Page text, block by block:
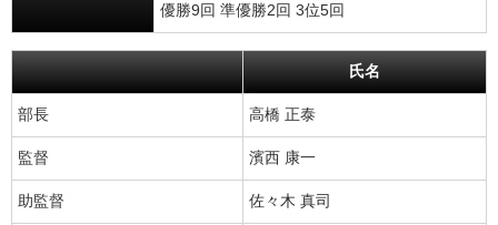
優勝9回 準優勝2回 3位5回
氏名
部長 高橋 正泰
監督 濱西 康一
助監督 佐々木 真司